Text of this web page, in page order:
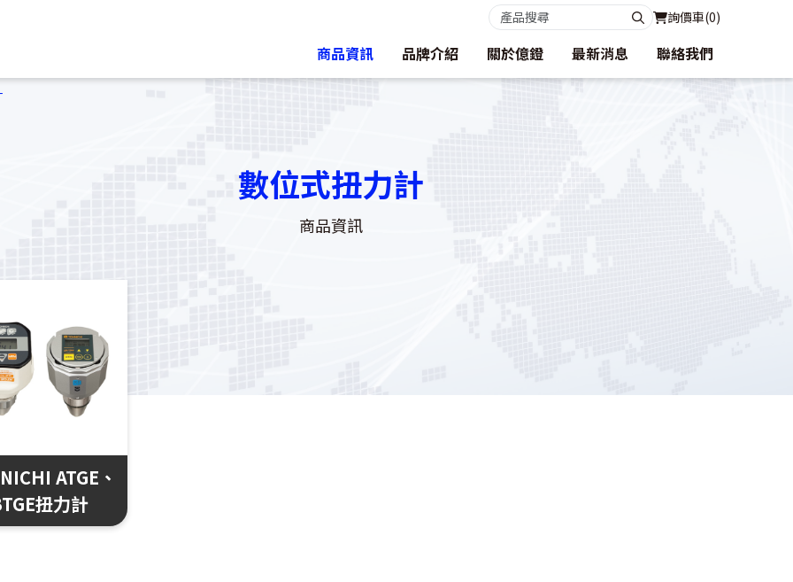
詢價車(0)
商品資訊 品牌介紹 關於億鐙 最新消息 聯絡我們
數位式扭力計
商品資訊
ATGE、
扭力計